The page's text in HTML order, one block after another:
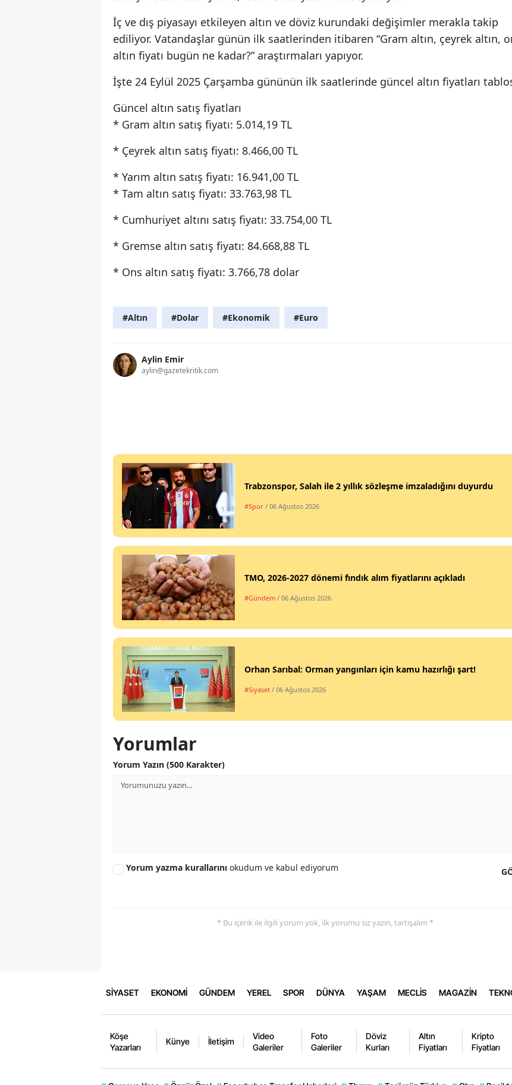
İç ve dış piyasayı etkileyen altın ve döviz kurundaki değişimler merakla takip
ediliyor. Vatandaşlar günün ilk saatlerinden itibaren “Gram altın, çeyrek altın,
altın fiyatı bugün ne kadar?” araştırmaları yapıyor.
İşte 24 Eylül 2025 Çarşamba gününün ilk saatlerinde güncel altın fiyatları
Güncel altın satış fiyatları
* Gram altın satış fiyatı: 5.014,19 TL
* Çeyrek altın satış fiyatı: 8.466,00 TL
* Yarım altın satış fiyatı: 16.941,00 TL
* Tam altın satış fiyatı: 33.763,98 TL
* Cumhuriyet altını satış fiyatı: 33.754,00 TL
* Gremse altın satış fiyatı: 84.668,88 TL
* Ons altın satış fiyatı: 3.766,78 dolar
#Altın #Dolar #Ekonomik #Euro
Aylin Emir
aylin@gazetekritik.com
Trabzonspor, Salah ile 2 yıllık sözleşme imzaladığını duyurdu
#Spor / 06 Ağustos 2026
TMO, 2026-2027 dönemi fındık alım fiyatlarını açıkladı
#Gündem / 06 Ağustos 2026
Orhan Sarıbal: Orman yangınları için kamu hazırlığı şart!
#Siyaset / 06 Ağustos 2026
Yorumlar
Yorum Yazın (500 Karakter)
Yorum yazma kurallarını okudum ve kabul ediyorum
* Bu içerik ile ilgili yorum yok, ilk yorumu siz yazın, tartışalım *
SİYASET EKONOMİ GÜNDEM YEREL SPOR DÜNYA YAŞAM MECLİS MAGAZİN
Köşe
Yazarları
Künye İletişim
Video
Galeriler
Foto
Galeriler
Döviz
Kurları
Altın
Fiyatları
Kripto
Fiyatları